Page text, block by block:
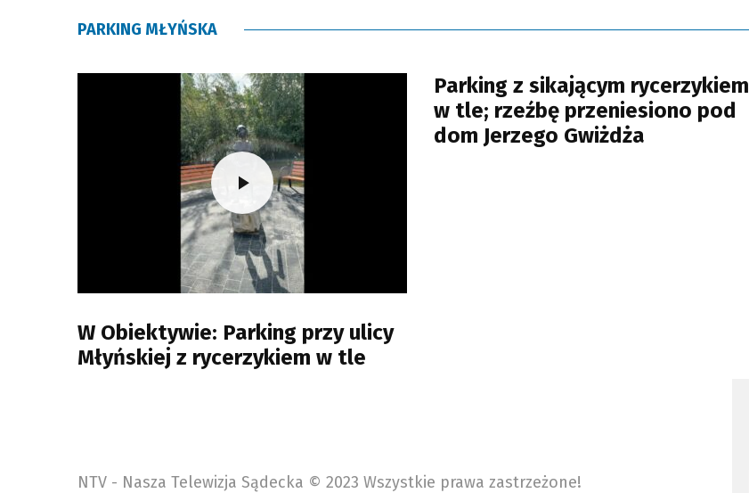
PARKING MŁYŃSKA
W Obiektywie: Parking przy ulicy
Młyńskiej z rycerzykiem w tle
Parking z sikającym rycerzykiem
w tle; rzeźbę przeniesiono pod
dom Jerzego Gwiżdża
NTV - Nasza Telewizja Sądecka © 2023 Wszystkie prawa zastrzeżone!